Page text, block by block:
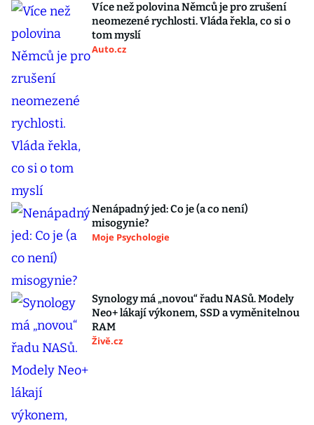
Více než polovina Němců je pro zrušení
neomezené rychlosti. Vláda řekla, co si o
tom myslí
Auto.cz
Nenápadný jed: Co je (a co není)
misogynie?
Moje Psychologie
Synology má „novou“ řadu NASů. Modely
Neo+ lákají výkonem, SSD a vyměnitelnou
RAM
Živě.cz